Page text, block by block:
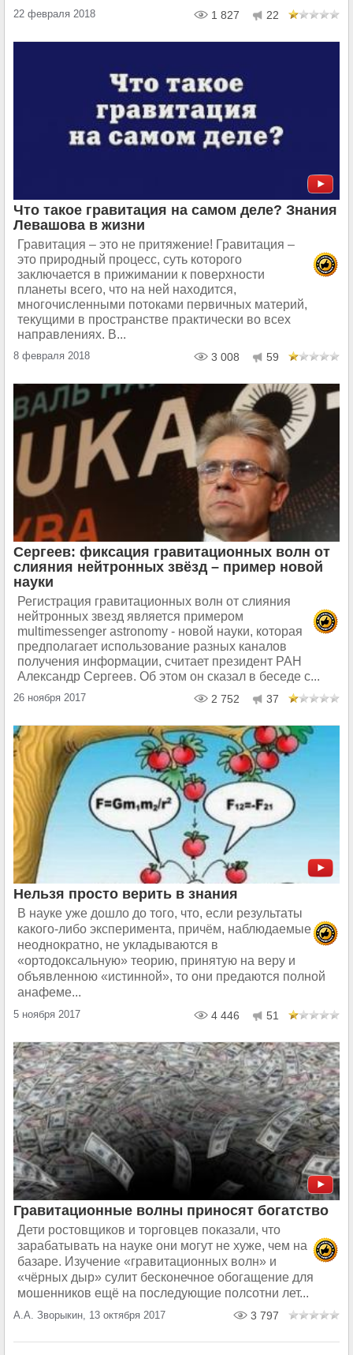
22 февраля 2018 1 827 22
Что такое гравитация на самом деле? Знания
Левашова в жизни
Гравитация – это не притяжение! Гравитация –
это природный процесс, суть которого
заключается в прижимании к поверхности
планеты всего, что на ней находится,
многочисленными потоками первичных материй,
текущими в пространстве практически во всех
направлениях. В...
8 февраля 2018 3 008 59
Сергеев: фиксация гравитационных волн от
слияния нейтронных звёзд – пример новой
науки
Регистрация гравитационных волн от слияния
нейтронных звезд является примером
multimessenger astronomy - новой науки, которая
предполагает использование разных каналов
получения информации, считает президент РАН
Александр Сергеев. Об этом он сказал в беседе с...
26 ноября 2017 2 752 37
Нельзя просто верить в знания
В науке уже дошло до того, что, если результаты
какого-либо эксперимента, причём, наблюдаемые
неоднократно, не укладываются в
«ортодоксальную» теорию, принятую на веру и
объявленною «истинной», то они предаются полной
анафеме...
5 ноября 2017 4 446 51
Гравитационные волны приносят богатство
Дети ростовщиков и торговцев показали, что
зарабатывать на науке они могут не хуже, чем на
базаре. Изучение «гравитационных волн» и
«чёрных дыр» сулит бесконечное обогащение для
мошенников ещё на последующие полсотни лет...
А.А. Зворыкин, 13 октября 2017 3 797